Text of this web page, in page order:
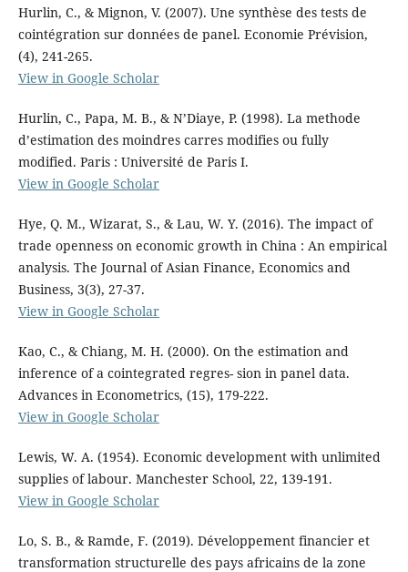
Hurlin, C., & Mignon, V. (2007). Une synthèse des tests de
cointégration sur données de panel. Economie Prévision,
(4), 241-265.
View in Google Scholar
Hurlin, C., Papa, M. B., & N’Diaye, P. (1998). La methode
d’estimation des moindres carres modifies ou fully
modified. Paris : Université de Paris I.
View in Google Scholar
Hye, Q. M., Wizarat, S., & Lau, W. Y. (2016). The impact of
trade openness on economic growth in China : An empirical
analysis. The Journal of Asian Finance, Economics and
Business, 3(3), 27-37.
View in Google Scholar
Kao, C., & Chiang, M. H. (2000). On the estimation and
inference of a cointegrated regres- sion in panel data.
Advances in Econometrics, (15), 179-222.
View in Google Scholar
Lewis, W. A. (1954). Economic development with unlimited
supplies of labour. Manchester School, 22, 139-191.
View in Google Scholar
Lo, S. B., & Ramde, F. (2019). Développement financier et
transformation structurelle des pays africains de la zone